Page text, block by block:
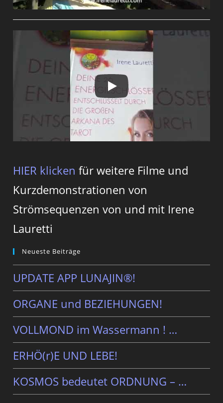
HIER klicken für weitere Filme und
Kurzdemonstrationen von
Strömsequenzen von und mit Irene
Lauretti
Neueste Beiträge
UPDATE APP LUNAJIN®!
ORGANE und BEZIEHUNGEN!
VOLLMOND im Wassermann ! …
ERHÖ(r)E UND LEBE!
KOSMOS bedeutet ORDNUNG – …